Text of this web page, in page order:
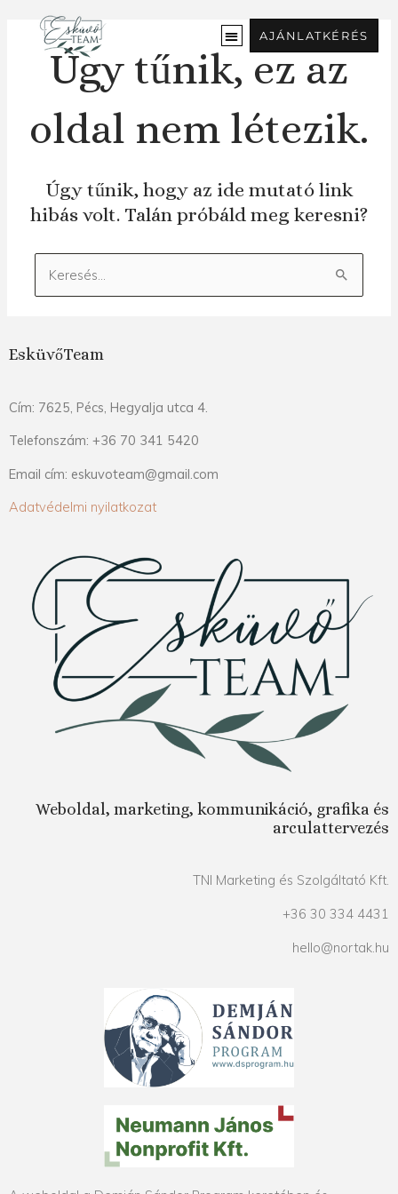
tartalomra
AJÁNLATKÉRÉS
Úgy tűnik, ez az
oldal nem létezik.
Úgy tűnik, hogy az ide mutató link
hibás volt. Talán próbáld meg keresni?
Keresés:
EsküvőTeam
Cím: 7625, Pécs, Hegyalja utca 4.
Telefonszám: +36 70 341 5420
Email cím: eskuvoteam@gmail.com
Adatvédelmi nyilatkozat
Weboldal, marketing, kommunikáció, grafika és
arculattervezés
TNI Marketing és Szolgáltató Kft.
+36 30 334 4431
hello@nortak.hu